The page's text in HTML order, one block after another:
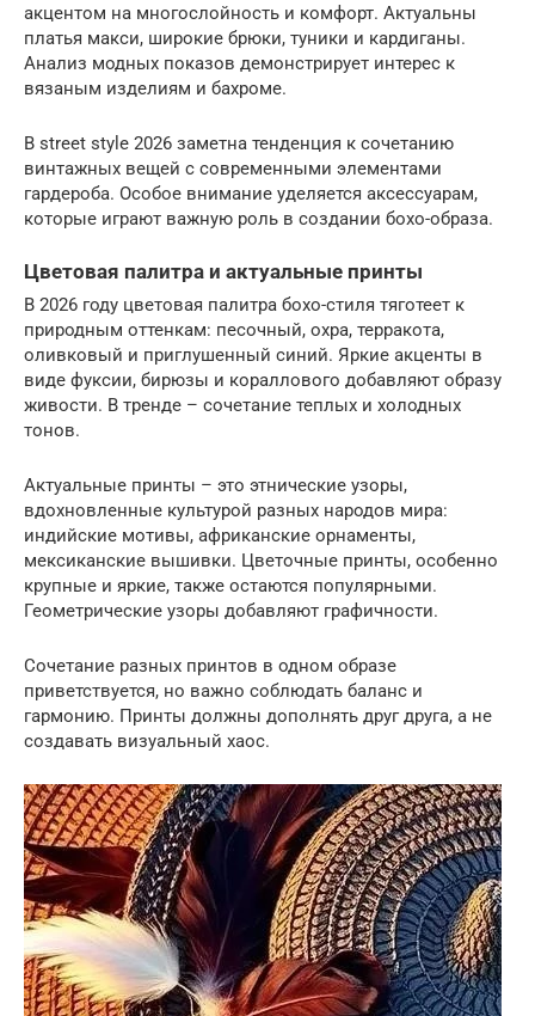
акцентом на многослойность и комфорт. Актуальны
платья макси, широкие брюки, туники и кардиганы.
Анализ модных показов демонстрирует интерес к
вязаным изделиям и бахроме.
В street style 2026 заметна тенденция к сочетанию
винтажных вещей с современными элементами
гардероба. Особое внимание уделяется аксессуарам,
которые играют важную роль в создании бохо-образа.
Цветовая палитра и актуальные принты
В 2026 году цветовая палитра бохо-стиля тяготеет к
природным оттенкам: песочный, охра, терракота,
оливковый и приглушенный синий. Яркие акценты в
виде фуксии, бирюзы и кораллового добавляют образу
живости. В тренде – сочетание теплых и холодных
тонов.
Актуальные принты – это этнические узоры,
вдохновленные культурой разных народов мира:
индийские мотивы, африканские орнаменты,
мексиканские вышивки. Цветочные принты, особенно
крупные и яркие, также остаются популярными.
Геометрические узоры добавляют графичности.
Сочетание разных принтов в одном образе
приветствуется, но важно соблюдать баланс и
гармонию. Принты должны дополнять друг друга, а не
создавать визуальный хаос.